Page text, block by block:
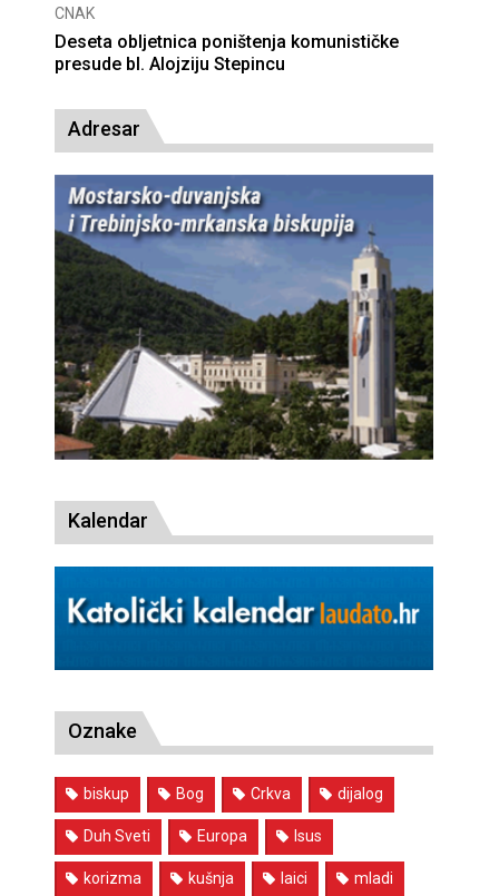
CNAK
Deseta obljetnica poništenja komunističke
presude bl. Alojziju Stepincu
Adresar
Kalendar
Oznake
biskup Bog Crkva dijalog
Duh Sveti Europa Isus
korizma kušnja laici mladi